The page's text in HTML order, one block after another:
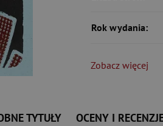
Rok wydania:
Zobacz więcej
TYTUŁY OCENY I